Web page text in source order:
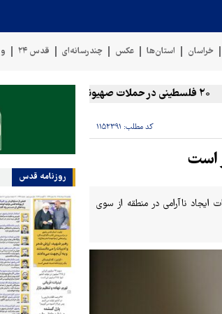
خراسان استان‌ها عکس چندرسانه‌ای قدس ۲۴
کد مطلب: ۱۱۵۲۳۹۱
است
ایجاد ناآرامی در منطقه از سوی
روزنامه قدس